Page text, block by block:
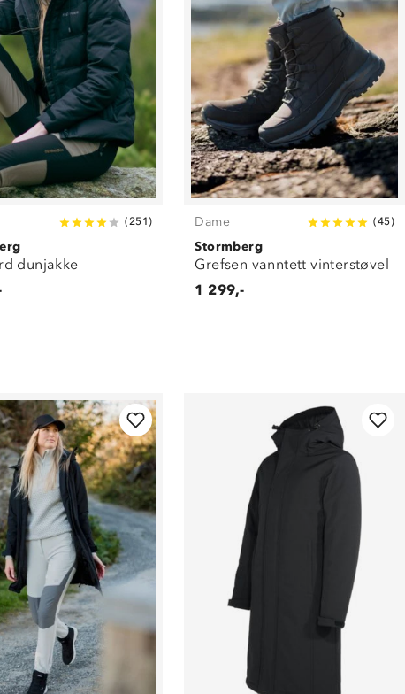
(251 )
dunjakke
Dame (45)
Stormberg
Grefsen vanntett vinterstøvel
1 299,-